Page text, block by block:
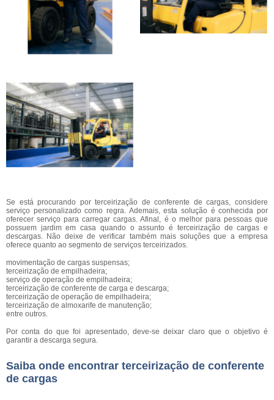
Se está procurando por terceirização de conferente de cargas, considere
serviço personalizado como regra. Ademais, esta solução é conhecida por
oferecer serviço para carregar cargas. Afinal, é o melhor para pessoas que
possuem jardim em casa quando o assunto é terceirização de cargas e
descargas. Não deixe de verificar também mais soluções que a empresa
oferece quanto ao segmento de serviços terceirizados.
movimentação de cargas suspensas;
terceirização de empilhadeira;
serviço de operação de empilhadeira;
terceirização de conferente de carga e descarga;
terceirização de operação de empilhadeira;
terceirização de almoxarife de manutenção;
entre outros.
Por conta do que foi apresentado, deve-se deixar claro que o objetivo é
garantir a descarga segura.
Saiba onde encontrar terceirização de conferente
de cargas